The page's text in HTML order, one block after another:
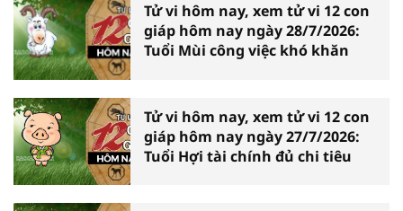
Tử vi hôm nay, xem tử vi 12 con
giáp hôm nay ngày 28/7/2026:
Tuổi Mùi công việc khó khăn
Tử vi hôm nay, xem tử vi 12 con
giáp hôm nay ngày 27/7/2026:
Tuổi Hợi tài chính đủ chi tiêu